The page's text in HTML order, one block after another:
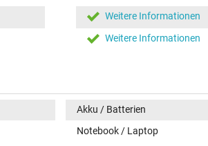
Weitere Informationen
Weitere Informationen
Akku / Batterien
Notebook / Laptop